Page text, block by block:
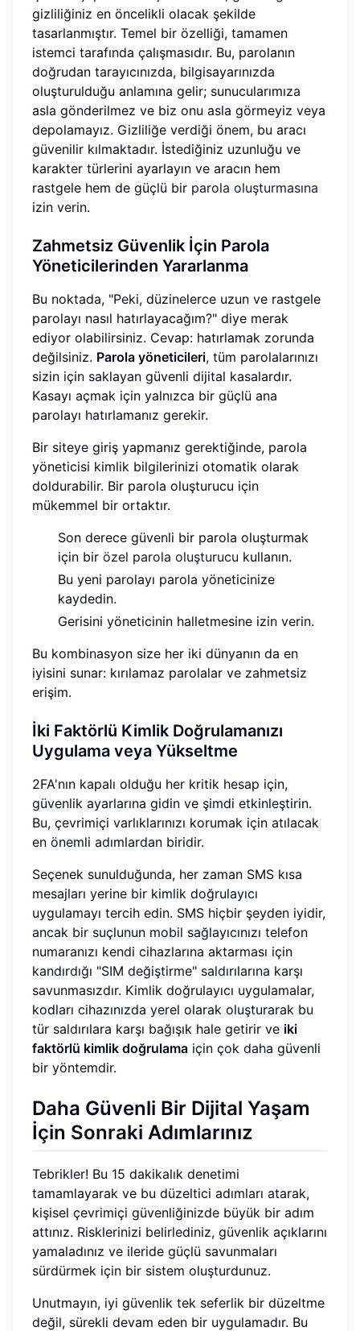
gizliliğiniz en öncelikli olacak şekilde
tasarlanmıştır. Temel bir özelliği, tamamen
istemci tarafında çalışmasıdır. Bu, parolanın
doğrudan tarayıcınızda, bilgisayarınızda
oluşturulduğu anlamına gelir; sunucularımıza
asla gönderilmez ve biz onu asla görmeyiz veya
depolamayız. Gizliliğe verdiği önem, bu aracı
güvenilir kılmaktadır. İstediğiniz uzunluğu ve
karakter türlerini ayarlayın ve aracın hem
rastgele hem de güçlü bir parola oluşturmasına
izin verin.
Zahmetsiz Güvenlik İçin Parola
Yöneticilerinden Yararlanma
Bu noktada, "Peki, düzinelerce uzun ve rastgele
parolayı nasıl hatırlayacağım?" diye merak
ediyor olabilirsiniz. Cevap: hatırlamak zorunda
değilsiniz. Parola yöneticileri, tüm parolalarınızı
sizin için saklayan güvenli dijital kasalardır.
Kasayı açmak için yalnızca bir güçlü ana
parolayı hatırlamanız gerekir.
Bir siteye giriş yapmanız gerektiğinde, parola
yöneticisi kimlik bilgilerinizi otomatik olarak
doldurabilir. Bir parola oluşturucu için
mükemmel bir ortaktır.
Son derece güvenli bir parola oluşturmak
için bir özel parola oluşturucu kullanın.
Bu yeni parolayı parola yöneticinize
kaydedin.
Gerisini yöneticinin halletmesine izin verin.
Bu kombinasyon size her iki dünyanın da en
iyisini sunar: kırılamaz parolalar ve zahmetsiz
erişim.
İki Faktörlü Kimlik Doğrulamanızı
Uygulama veya Yükseltme
2FA'nın kapalı olduğu her kritik hesap için,
güvenlik ayarlarına gidin ve şimdi etkinleştirin.
Bu, çevrimiçi varlıklarınızı korumak için atılacak
en önemli adımlardan biridir.
Seçenek sunulduğunda, her zaman SMS kısa
mesajları yerine bir kimlik doğrulayıcı
uygulamayı tercih edin. SMS hiçbir şeyden iyidir,
ancak bir suçlunun mobil sağlayıcınızı telefon
numaranızı kendi cihazlarına aktarması için
kandırdığı "SIM değiştirme" saldırılarına karşı
savunmasızdır. Kimlik doğrulayıcı uygulamalar,
kodları cihazınızda yerel olarak oluşturarak bu
tür saldırılara karşı bağışık hale getirir ve iki
faktörlü kimlik doğrulama için çok daha güvenli
bir yöntemdir.
Daha Güvenli Bir Dijital Yaşam
İçin Sonraki Adımlarınız
Tebrikler! Bu 15 dakikalık denetimi
tamamlayarak ve bu düzeltici adımları atarak,
kişisel çevrimiçi güvenliğinizde büyük bir adım
attınız. Risklerinizi belirlediniz, güvenlik açıklarını
yamaladınız ve ileride güçlü savunmaları
sürdürmek için bir sistem oluşturdunuz.
Unutmayın, iyi güvenlik tek seferlik bir düzeltme
değil, sürekli devam eden bir uygulamadır. Bu